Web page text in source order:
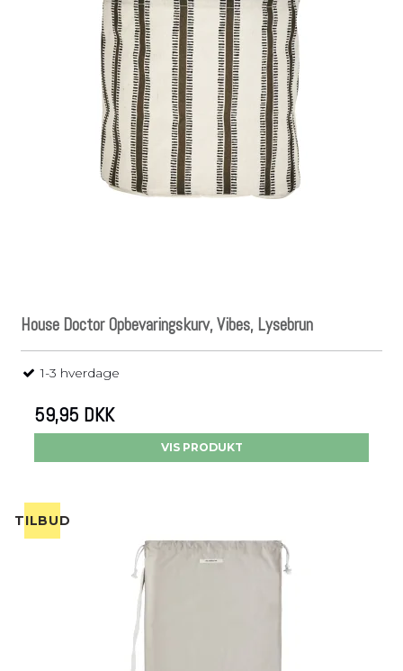
House Doctor Opbevaringskurv, Vibes, Lysebrun
1-3 hverdage
59,95 DKK
VIS PRODUKT
TILBUD